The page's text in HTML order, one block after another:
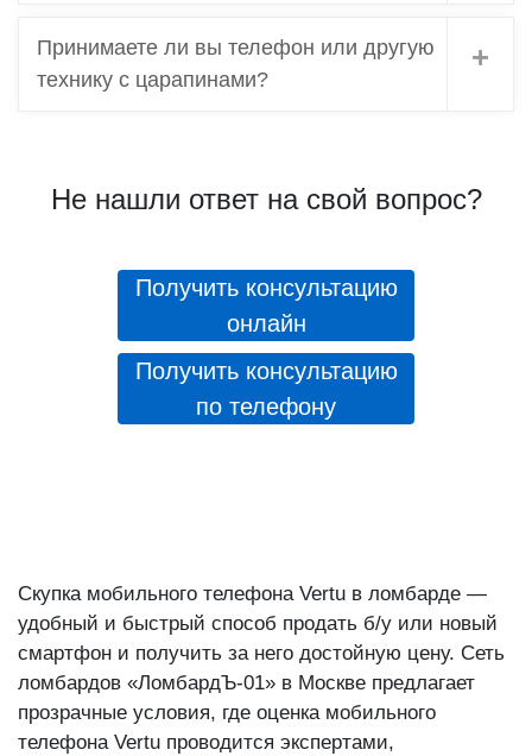
Принимаете ли вы телефон или другую
технику с царапинами?
Не нашли ответ на свой вопрос?
Получить консультацию
онлайн
Получить консультацию
по телефону
Скупка мобильного телефона Vertu в ломбарде —
удобный и быстрый способ продать б/у или новый
смартфон и получить за него достойную цену. Сеть
ломбардов «ЛомбардЪ-01» в Москве предлагает
прозрачные условия, где оценка мобильного
телефона Vertu проводится экспертами,